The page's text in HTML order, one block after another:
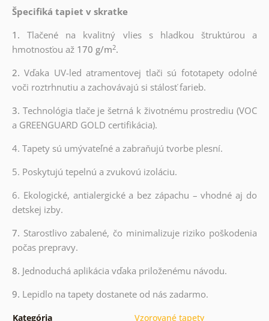
Špecifiká tapiet v skratke
1.Tlačené na kvalitný vlies s hladkou štruktúrou a
hmotnosťou až170 g/m2.
2.Vďaka UV-led atramentovej tlači sú fototapety odolné
voči roztrhnutiu a zachovávajú si stálosť farieb.
3. Technológia tlače je šetrná k životnému prostrediu (VOC
a GREENGUARD GOLD certifikácia).
4. Tapety sú umývateľné a zabraňujú tvorbe plesní.
5. Poskytujú tepelnú a zvukovú izoláciu.
6. Ekologické, antialergické a bez zápachu – vhodné aj do
detskej izby.
7. Starostlivo zabalené, čo minimalizuje riziko poškodenia
počas prepravy.
8. Jednoduchá aplikácia vďaka priloženému návodu.
9. Lepidlo na tapety dostanete od nás zadarmo.
Kategória Vzorované tapety